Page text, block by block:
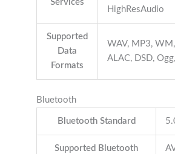
Services
HighResAudio
Supported
Data
Formats
WAV, MP3,
ALAC, DSD,
Bluetooth
Bluetooth Standard
Supported Bluetooth